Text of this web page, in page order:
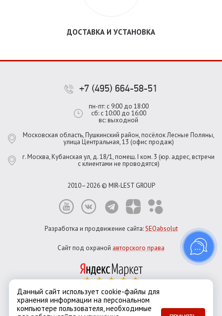
ДОСТАВКА И УСТАНОВКА
+7 (495) 664-58-51
пн-пт: с 9:00 до 18:00
сб: с 10:00 до 16:00
вс: выходной
Московская область, Пушкинский район, посёлок Лесные Поляны,
улица Центральная, 13 (офис продаж)
г. Москва, Кубанская ул, д. 18/1, помещ. I ком. 3 (юр. адрес, встречи
с клиентами не проводятся)
2010–2026 © MIR-LEST GROUP
Разработка и продвижение сайта:SEOabsolut
Сайт под охраной авторского права
Город:Москва
ЕкатеринбургКазаньНовосибирскСанкт-Петербург
Данный сайт использует cookie-файлы для
хранения информации на персональном
компьютере пользователя, необходимые